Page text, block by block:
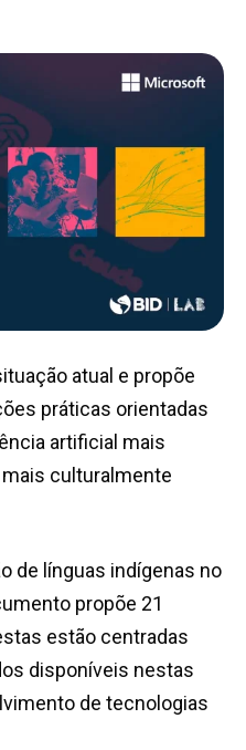
atual e propõe
práticas orientadas
artificial mais
culturalmente
de línguas indígenas no
propõe 21
estão centradas
disponíveis nestas
de tecnologias